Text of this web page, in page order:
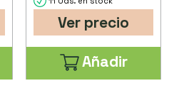
Ver precio
Añadir